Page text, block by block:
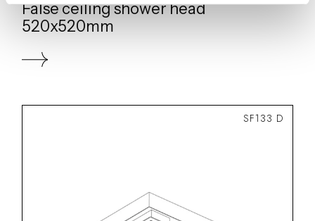
False ceiling shower head
520x520mm
SF133 D